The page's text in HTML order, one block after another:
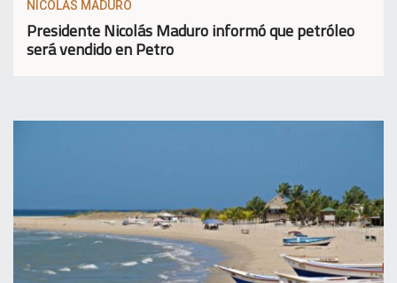
NICOLAS MADURO
Presidente Nicolás Maduro informó que petróleo
será vendido en Petro